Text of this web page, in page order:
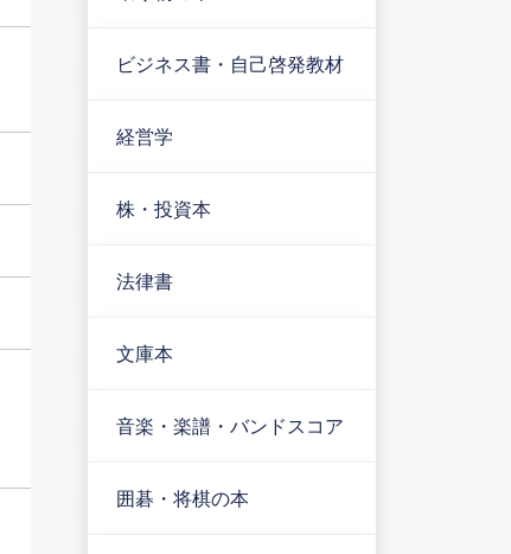
ビジネス書・自己啓発教材
経営学
株・投資本
法律書
文庫本
音楽・楽譜・バンドスコア
囲碁・将棋の本